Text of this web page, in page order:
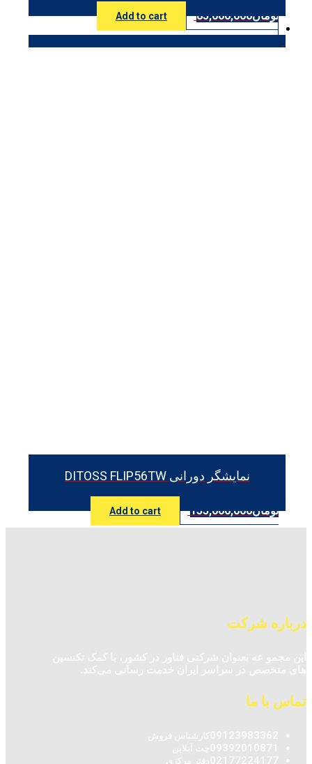
تومان85,000,000
Add to cart
نمایشگر دورانی DITOSS FLIP56TW
تومان135,000,000
Add to cart
درباره شرکت
این مجمو عه بعنوان شرکتی فناور در کشور، با کمک تکنسین‌
تماس با ما